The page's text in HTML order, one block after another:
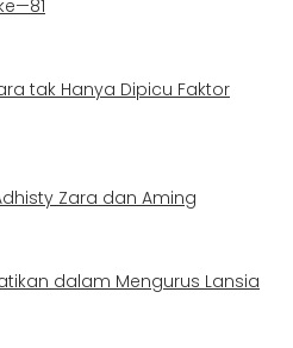
tak Hanya Dipicu Faktor
Zara dan Aming
dalam Mengurus Lansia